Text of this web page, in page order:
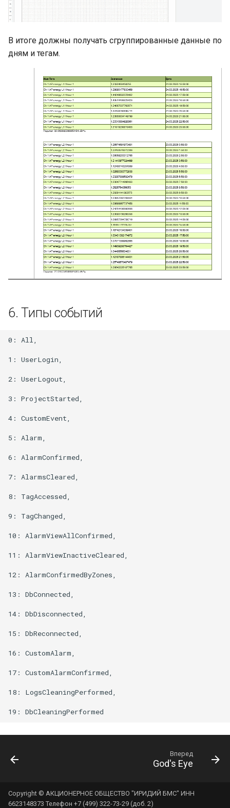
В итоге должны получать сгруппированные данные по
дням и тегам.
6. Типы событий
0: All,
1: UserLogin,
2: UserLogout,
3: ProjectStarted,
4: CustomEvent,
5: Alarm,
6: AlarmConfirmed,
7: AlarmsCleared,
8: TagAccessed,
9: TagChanged,
10: AlarmViewAllConfirmed,
11: AlarmViewInactiveCleared,
12: AlarmConfirmedByZones,
13: DbConnected,
14: DbDisconnected,
15: DbReconnected,
16: CustomAlarm,
17: CustomAlarmConfirmed,
18: LogsCleaningPerformed,
Вперед
God's Eye
Copyright © АКЦИОНЕРНОЕ ОБЩЕСТВО "ИРИДИЙ БМС" ИНН
6623148373 Телефон +7 (499) 322-73-29 (доб. 2)